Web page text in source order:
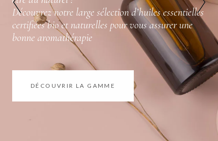
Découvrez notre large sélection d’huiles essentielles
certifiées bio et naturelles pour vous assurer une
bonne aromathérapie
DÉCOUVRIR LA GAMME